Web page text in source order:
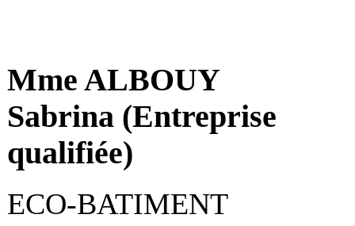
Mme ALBOUY
Sabrina (Entreprise
qualifiée)
ECO-BATIMENT